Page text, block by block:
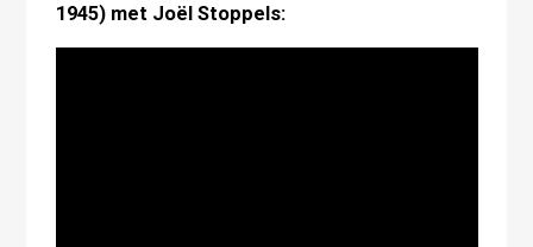
1945) met Joël Stoppels: